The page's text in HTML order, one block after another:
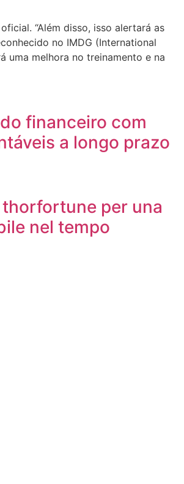
“Além disso, isso alertará as
no IMDG (International
uma melhora no treinamento e na
financeiro com
a longo prazo
per una
nel tempo